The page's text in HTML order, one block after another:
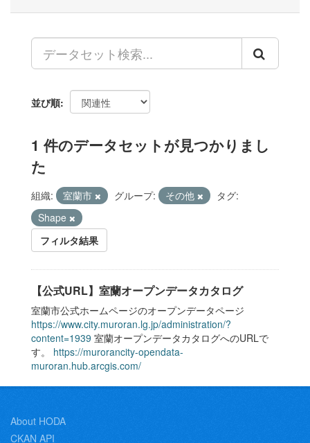
並び順
1 件のデータセットが見つかりまし
た
組織: 室蘭市 グループ: その他
タグ:
Shape
フィルタ結果
【公式URL】室蘭オープンデータカタログ
室蘭市公式ホームページのオープンデータページ
https://www.city.muroran.lg.jp/administration/?
content=1939 室蘭オープンデータカタログへのURLで
す。 https://murorancity-opendata-
muroran.hub.arcgis.com/
About HODA
CKAN API